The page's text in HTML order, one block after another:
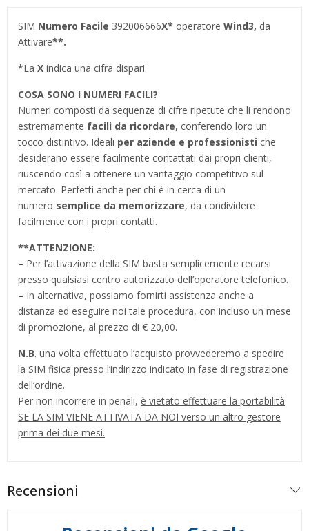
SIM Numero Facile 392006666X* operatore Wind3, da
Attivare**.
*La X indica una cifra dispari.
COSA SONO I NUMERI FACILI?
Numeri composti da sequenze di cifre ripetute che li rendono
estremamente facili da ricordare, conferendo loro un
tocco distintivo. Ideali per aziende e professionisti che
desiderano essere facilmente contattati dai propri clienti,
riuscendo così a ottenere un vantaggio competitivo sul
mercato. Perfetti anche per chi è in cerca di un
numero semplice da memorizzare, da condividere
facilmente con i propri contatti.
**ATTENZIONE:
– Per l’attivazione della SIM basta semplicemente recarsi
presso qualsiasi centro autorizzato dell’operatore telefonico.
– In alternativa, possiamo fornirti assistenza anche a
distanza ed eseguire noi tale procedura, con incluso un mese
di promozione, al prezzo di € 20,00.
N.B. una volta effettuato l’acquisto provvederemo a spedire
la SIM fisica presso l’indirizzo indicato in fase di registrazione
dell’ordine.
Per non incorrere in penali, è vietato effettuare la portabilità
SE LA SIM VIENE ATTIVATA DA NOI verso un altro gestore
prima dei due mesi.
Recensioni